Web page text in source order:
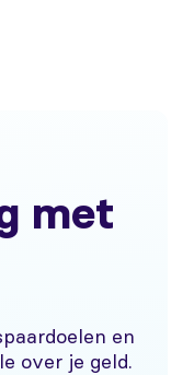
met
en
over je geld.